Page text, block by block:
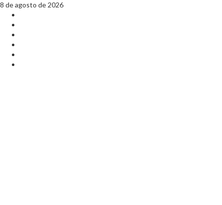
Saltar
contenido
8 de agosto de 2026